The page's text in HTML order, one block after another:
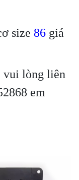
size 86 giá
vui lòng liên
em